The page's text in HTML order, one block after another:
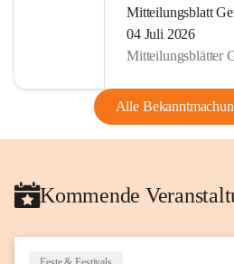
Mitteilungsblatt
04 Juli 2026
Mitteilungsblätter
Alle
Kommende